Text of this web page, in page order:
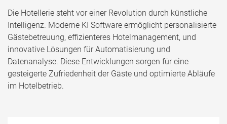
Die Hotellerie steht vor einer Revolution durch künstliche
Intelligenz. Moderne KI Software ermöglicht personalisierte
Gästebetreuung, effizienteres Hotelmanagement, und
innovative Lösungen für Automatisierung und
Datenanalyse. Diese Entwicklungen sorgen für eine
gesteigerte Zufriedenheit der Gäste und optimierte Abläufe
im Hotelbetrieb.